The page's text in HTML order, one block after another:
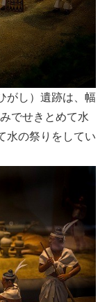
がし）遺跡は、幅
でせきとめて水
水の祭りをしてい